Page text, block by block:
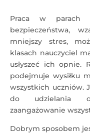
Praca w parach
bezpieczeństwa,
mniejszy stres,
klasach nauczyciel
usłyszeć ich opnie.
podejmuje wysiłku
wszystkich uczniów.
do udzielania
zaangażowanie
Dobrym sposobem